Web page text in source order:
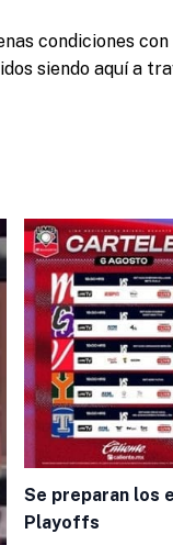
condiciones con
siendo aquí a
Se preparan los
Playoffs